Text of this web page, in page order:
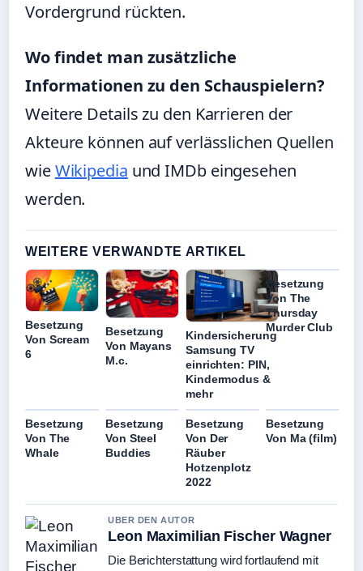
Vordergrund rückten.
Wo findet man zusätzliche
Informationen zu den Schauspielern?
Weitere Details zu den Karrieren der
Akteure können auf verlässlichen Quellen
wieWikipedia und IMDb eingesehen
werden.
WEITERE VERWANDTE ARTIKEL
Besetzung
Von Scream
6
Besetzung
Von Mayans
M.c.
Kindersicherung
Samsung TV
einrichten: PIN,
Kindermodus &
mehr
Besetzung
Von The
Thursday
Murder Club
Besetzung
Von The
Whale
Besetzung
Von Steel
Buddies
Besetzung
Von Der
Räuber
Hotzenplotz
2022
Besetzung
Von Ma (film)
UBER DEN AUTOR
Leon Maximilian Fischer Wagner
Die Berichterstattung wird fortlaufend mit